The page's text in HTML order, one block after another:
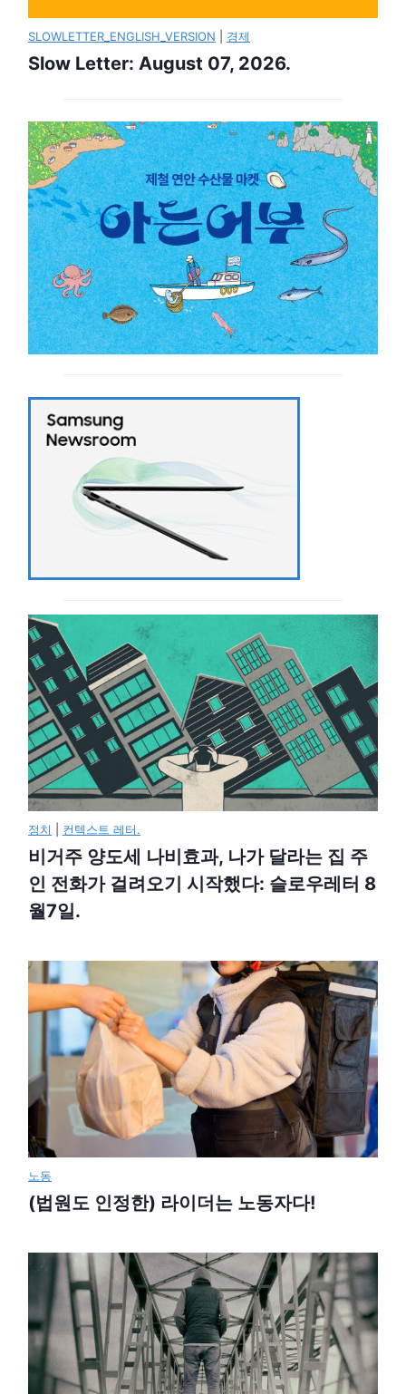
SLOWLETTER_ENGLISH_VERSION 경제
Slow Letter: August 07, 2026.
정치 컨텍스트 레터.
비거주 양도세 나비효과, 나가 달라는 집 주
인 전화가 걸려오기 시작했다: 슬로우레터 8
월7일.
노동
(법원도 인정한) 라이더는 노동자다!